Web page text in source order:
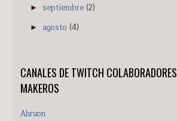
► septiembre (2)
► agosto (4)
CANALES DE TWITCH
MAKEROS
Ahruon